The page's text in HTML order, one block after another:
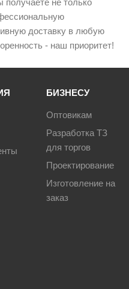
получаете не только
доставку в любую
- наш приоритет!
БИЗНЕСУ
Оптовикам
Разработка ТЗ
для торгов
Проектирование
Изготовление на
заказ